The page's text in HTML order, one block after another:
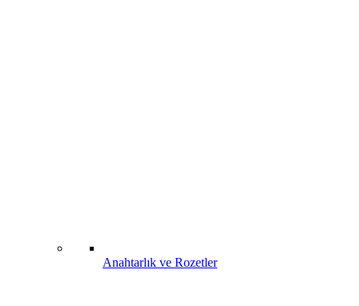
Anahtarlık ve Rozetler